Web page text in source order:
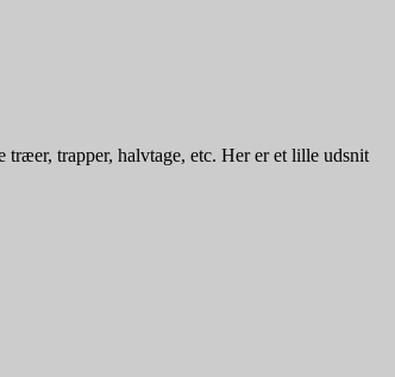
træer, trapper, halvtage, etc. Her er et lille udsnit